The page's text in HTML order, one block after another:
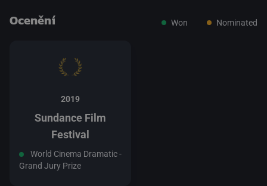
přepnout na HTML5 přehrávač
Ocenění Won Nominated
2019
Sundance Film
Festival
Grand Jury Prize